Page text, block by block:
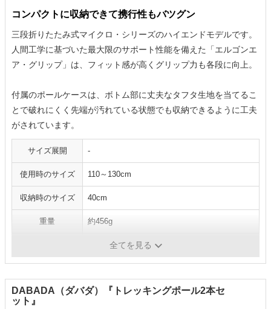
コンパクトに収納できて携行性もバツグン
三段折りたたみ式マイクロ・シリーズのハイエンドモデルです。
人間工学に基づいた最大限のサポート性能を備えた「エルゴンエ
ア・グリップ」は、フィット感が高くグリップ力も各段に向上。
付属のポールケースは、ボトム部に丈夫なタフタ生地を当てるこ
とで破れにくく先端が汚れている状態でも収納できるように工夫
がされています。
サイズ展開 -
使用時のサイズ 110～130cm
収納時のサイズ 40cm
重量 約456g
カーボンファイバー
全てを見る
DABADA（ダバダ）『トレッキングポール2本セ
ット』